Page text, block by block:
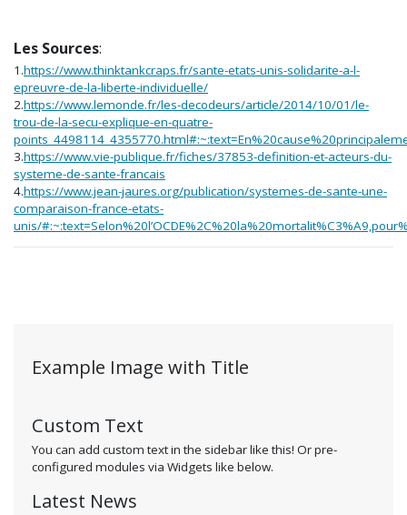
Example Image with Title
Custom Text
You can add custom text in the sidebar like this! Or pre-
configured modules via Widgets like below.
Latest News
Les Sources:
1.https://www.thinktankcraps.fr/sante-etats-unis-solidarite-a-l-
epreuvre-de-la-liberte-individuelle/
2.https://www.lemonde.fr/les-decodeurs/article/2014/10/01/le-
trou-de-la-secu-explique-en-quatre-
3.https://www.vie-publique.fr/fiches/37853-definition-et-acteurs-du-
systeme-de-sante-francais
4.https://www.jean-jaures.org/publication/systemes-de-sante-une-
comparaison-france-etats-
unis/